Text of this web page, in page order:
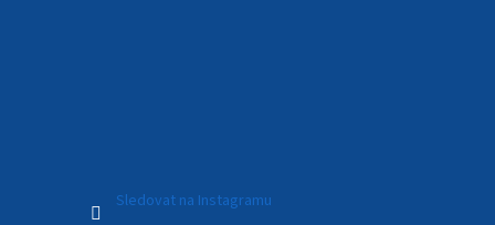
Sledovat na Instagramu